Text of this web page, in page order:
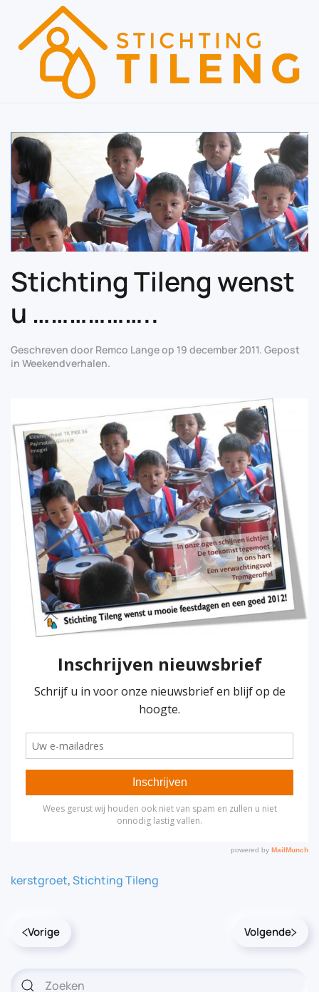
Skip to main content
Stichting Tileng wenst
u ………………..
Geschreven door Remco Langeop 19 december 2011. Gepost
in Weekendverhalen.
kerstgroet,Stichting Tileng
Vorige Volgende